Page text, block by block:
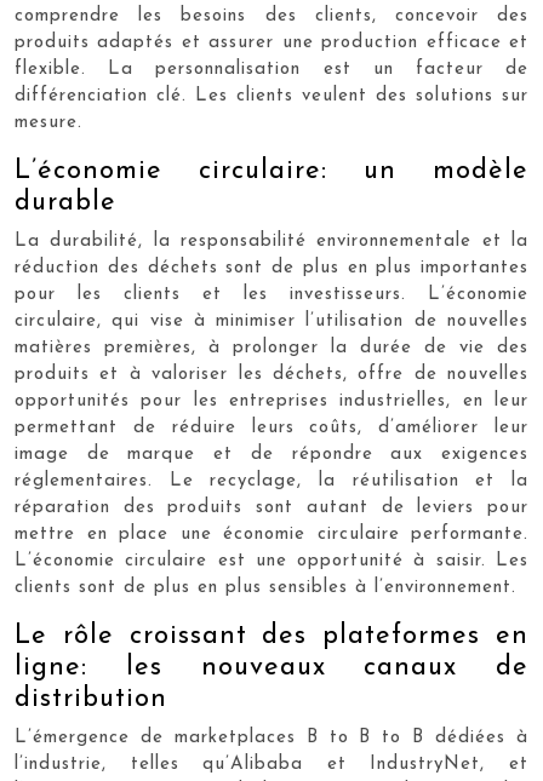
comprendre les besoins des clients, concevoir des
produits adaptés et assurer une production efficace et
flexible. La personnalisation est un facteur de
différenciation clé. Les clients veulent des solutions sur
mesure.
L’économie circulaire: un modèle
durable
La durabilité, la responsabilité environnementale et la
réduction des déchets sont de plus en plus importantes
pour les clients et les investisseurs. L’économie
circulaire, qui vise à minimiser l’utilisation de nouvelles
matières premières, à prolonger la durée de vie des
produits et à valoriser les déchets, offre de nouvelles
opportunités pour les entreprises industrielles, en leur
permettant de réduire leurs coûts, d’améliorer leur
image de marque et de répondre aux exigences
réglementaires. Le recyclage, la réutilisation et la
réparation des produits sont autant de leviers pour
mettre en place une économie circulaire performante.
L’économie circulaire est une opportunité à saisir. Les
clients sont de plus en plus sensibles à l’environnement.
Le rôle croissant des plateformes en
ligne: les nouveaux canaux de
distribution
L’émergence de marketplaces B to B to B dédiées à
l’industrie, telles qu’Alibaba et IndustryNet, et